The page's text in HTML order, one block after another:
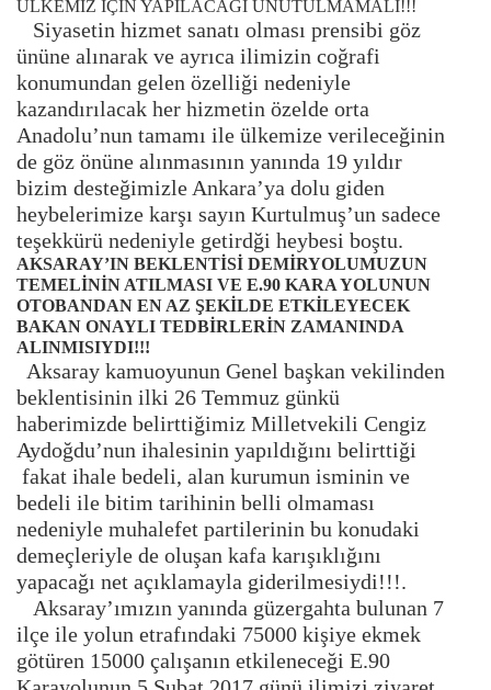
ÜLKEMİZ İÇİN YAPILACAĞI UNUTULMAMALI!!!
Siyasetin hizmet sanatı olması prensibi göz
ününe alınarak ve ayrıca ilimizin coğrafi
konumundan gelen özelliği nedeniyle
kazandırılacak her hizmetin özelde orta
Anadolu’nun tamamı ile ülkemize verileceğinin
de göz önüne alınmasının yanında 19 yıldır
bizim desteğimizle Ankara’ya dolu giden
heybelerimize karşı sayın Kurtulmuş’un sadece
teşekkürü nedeniyle getirdği heybesi boştu.
AKSARAY’IN BEKLENTİSİ DEMİRYOLUMUZUN
TEMELİNİN ATILMASI VE E.90 KARA YOLUNUN
OTOBANDAN EN AZ ŞEKİLDE ETKİLEYECEK
BAKAN ONAYLI TEDBİRLERİN ZAMANINDA
ALINMISIYDI!!!
Aksaray kamuoyunun Genel başkan vekilinden
beklentisinin ilki 26 Temmuz günkü
haberimizde belirttiğimiz Milletvekili Cengiz
Aydoğdu’nun ihalesinin yapıldığını belirttiği
fakat ihale bedeli, alan kurumun isminin ve
bedeli ile bitim tarihinin belli olmaması
nedeniyle muhalefet partilerinin bu konudaki
demeçleriyle de oluşan kafa karışıklığını
yapacağı net açıklamayla giderilmesiydi!!!.
Aksaray’ımızın yanında güzergahta bulunan 7
ilçe ile yolun etrafındaki 75000 kişiye ekmek
götüren 15000 çalışanın etkileneceği E.90